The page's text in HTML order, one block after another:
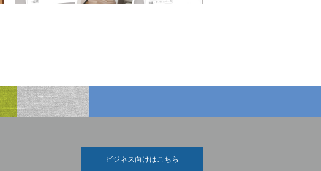
ビジネス向けはこちら